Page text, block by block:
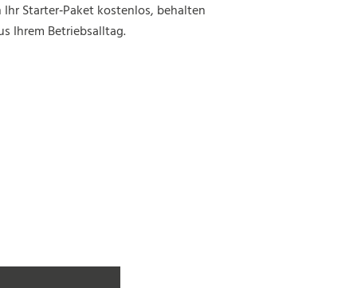
Starter‑Paket kostenlos, behalten
Ihrem Betriebsalltag.